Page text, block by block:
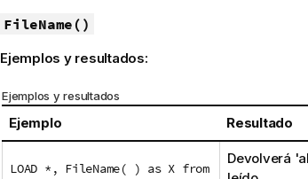
FileName()
Ejemplos y resultados:
Ejemplos y resultados
Ejemplo Resultado
LOAD *, FileName( ) as X from
Devolverá